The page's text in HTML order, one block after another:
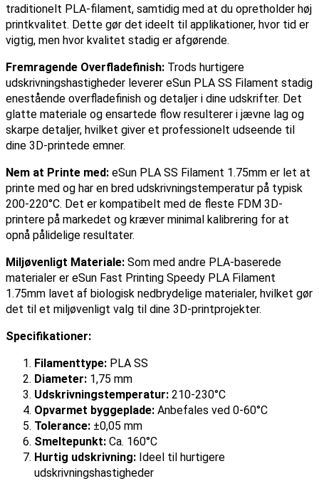
traditionelt PLA-filament, samtidig med at du opretholder høj
printkvalitet. Dette gør det ideelt til applikationer, hvor tid er
vigtig, men hvor kvalitet stadig er afgørende.
Fremragende Overfladefinish: Trods hurtigere
udskrivningshastigheder leverer eSun PLA SS Filament stadig
enestående overfladefinish og detaljer i dine udskrifter. Det
glatte materiale og ensartede flow resulterer i jævne lag og
skarpe detaljer, hvilket giver et professionelt udseende til
dine 3D-printede emner.
Nem at Printe med: eSun PLA SS Filament 1.75mm er let at
printe med og har en bred udskrivningstemperatur på typisk
200-220°C. Det er kompatibelt med de fleste FDM 3D-
printere på markedet og kræver minimal kalibrering for at
opnå pålidelige resultater.
Miljøvenligt Materiale: Som med andre PLA-baserede
materialer er eSun Fast Printing Speedy PLA Filament
1.75mm lavet af biologisk nedbrydelige materialer, hvilket gør
det til et miljøvenligt valg til dine 3D-printprojekter.
Specifikationer:
Filamenttype: PLA SS
Diameter: 1,75 mm
Udskrivningstemperatur: 210-230°C
Opvarmet byggeplade: Anbefales ved 0-60°C
Tolerance: ±0,05 mm
Smeltepunkt: Ca. 160°C
Hurtig udskrivning: Ideel til hurtigere
udskrivningshastigheder